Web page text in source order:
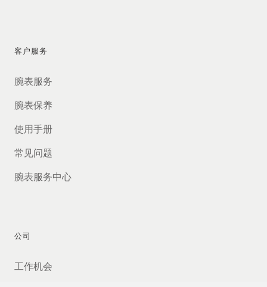
客户服务
腕表服务
腕表保养
使用手册
常见问题
腕表服务中心
公司
工作机会